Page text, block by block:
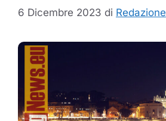
6 Dicembre 2023 di Redazione